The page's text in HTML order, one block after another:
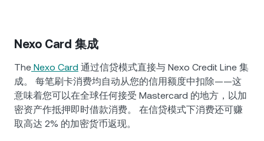
Nexo Card 集成
The Nexo Card 通过信贷模式直接与 Nexo Credit Line 集
成。 每笔刷卡消费均自动从您的信用额度中扣除——这
意味着您可以在全球任何接受 Mastercard 的地方，以加
密资产作抵押即时借款消费。 在信贷模式下消费还可赚
取高达 2% 的加密货币返现。